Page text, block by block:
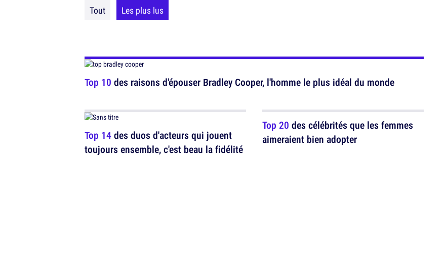
Tout Les plus lus
Top 10 des raisons d'épouser Bradley Cooper, l'homme le plus idéal du monde
Top 14des duos d'acteurs qui jouent
toujours ensemble, c'est beau la fidélité
Top 20 des célébrités que les femmes
aimeraient bien adopter